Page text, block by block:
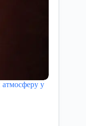
атмосферу у